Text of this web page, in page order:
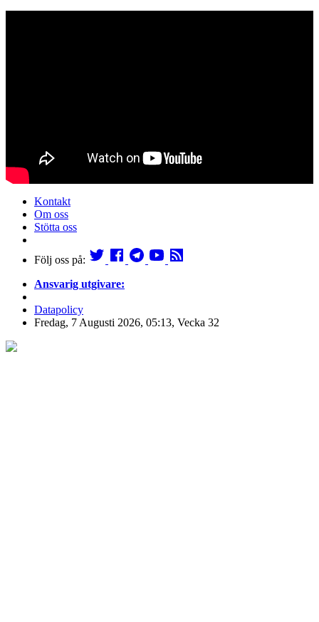
Kontakt
Om oss
Stötta oss
Följ oss på:
Ansvarig utgivare:
Datapolicy
Fredag, 7 Augusti 2026, 05:13, Vecka 32